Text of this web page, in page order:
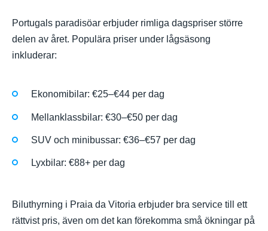
Portugals paradisöar erbjuder rimliga dagspriser större
delen av året. Populära priser under lågsäsong
inkluderar:
Ekonomibilar: €25–€44 per dag
Mellanklassbilar: €30–€50 per dag
SUV och minibussar: €36–€57 per dag
Lyxbilar: €88+ per dag
Biluthyrning i Praia da Vitoria erbjuder bra service till ett
rättvist pris, även om det kan förekomma små ökningar på